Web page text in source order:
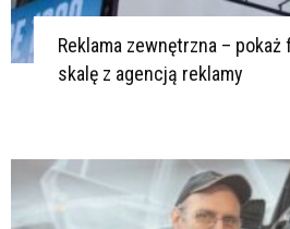
Reklama zewnętrzna – pokaż
skalę z agencją reklamy